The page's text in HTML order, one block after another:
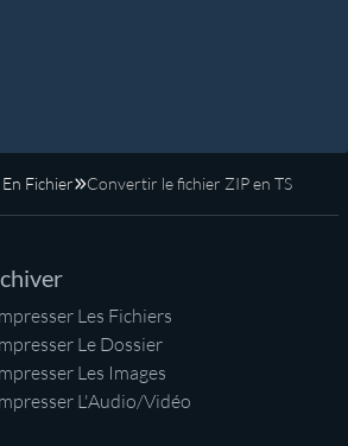
Fichier Convertir le fichier ZIP en TS
Les Fichiers
Le Dossier
Les Images
L'Audio/Vidéo